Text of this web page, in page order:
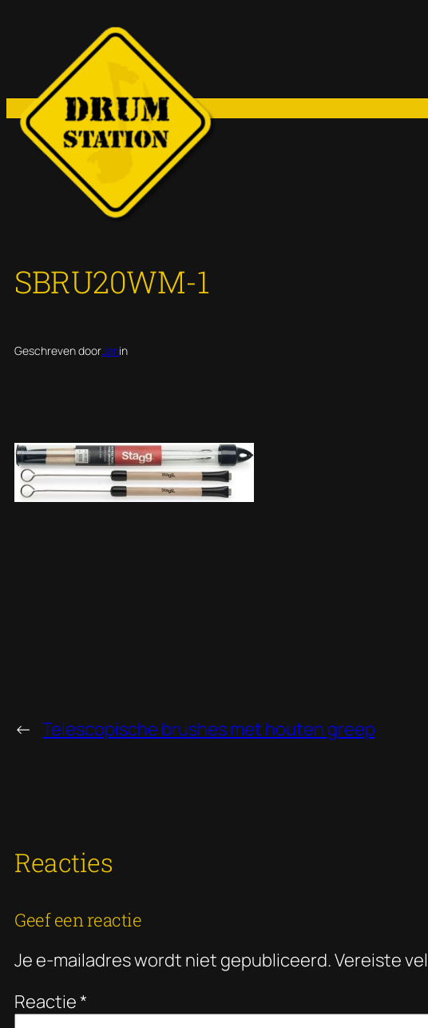
inhoud
SBRU20WM-1
Geschreven doorJanin
← Telescopische brushes met houten greep
Reacties
Geef een reactie
Je e-mailadres wordt niet gepubliceerd.Vereiste
Reactie*